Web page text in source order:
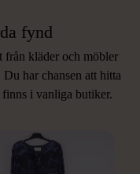
fynd
från kläder och möbler
har chansen att hitta
i vanliga butiker.
om denna